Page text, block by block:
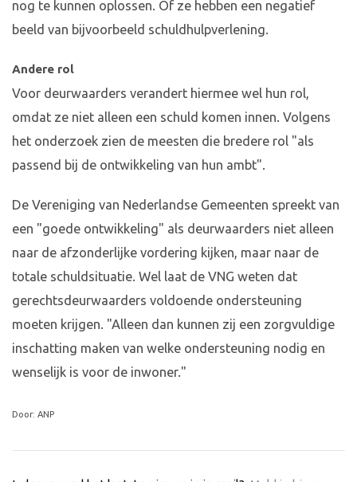
nog te kunnen oplossen. Of ze hebben een negatief
beeld van bijvoorbeeld schuldhulpverlening.
Andere rol
Voor deurwaarders verandert hiermee wel hun rol,
omdat ze niet alleen een schuld komen innen. Volgens
het onderzoek zien de meesten die bredere rol "als
passend bij de ontwikkeling van hun ambt".
De Vereniging van Nederlandse Gemeenten spreekt van
een "goede ontwikkeling" als deurwaarders niet alleen
naar de afzonderlijke vordering kijken, maar naar de
totale schuldsituatie. Wel laat de VNG weten dat
gerechtsdeurwaarders voldoende ondersteuning
moeten krijgen. "Alleen dan kunnen zij een zorgvuldige
inschatting maken van welke ondersteuning nodig en
wenselijk is voor de inwoner."
Door: ANP